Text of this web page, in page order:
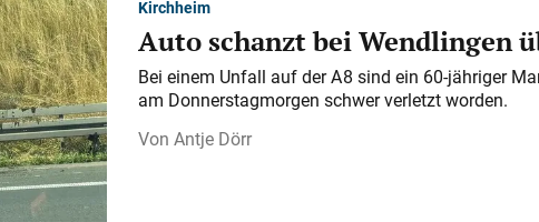
Kirchheim
Auto schanzt bei Wendlingen
Bei einem Unfall auf der A 8 sind ein 60-jähriger
am Donnerstagmorgen schwer verletzt worden.
Antje Dörr